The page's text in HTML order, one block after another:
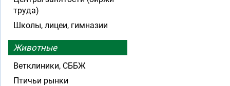
труда)
Школы, лицеи, гимназии
Животные
Ветклиники, СББЖ
Птичьи рынки